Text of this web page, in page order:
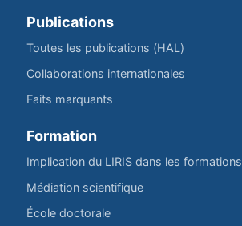
Publications
Toutes les publications (HAL)
Collaborations internationales
Faits marquants
Formation
Implication du LIRIS dans les formations
Médiation scientifique
École doctorale